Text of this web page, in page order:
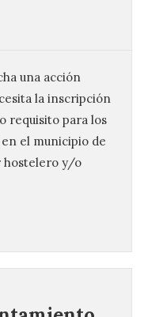
una acción
la inscripción
requisito para los
el municipio de
hostelero y/o